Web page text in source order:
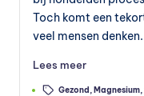
Toch komt een
veel mensen
Lees meer
Tags: Gezond,Magnesium,